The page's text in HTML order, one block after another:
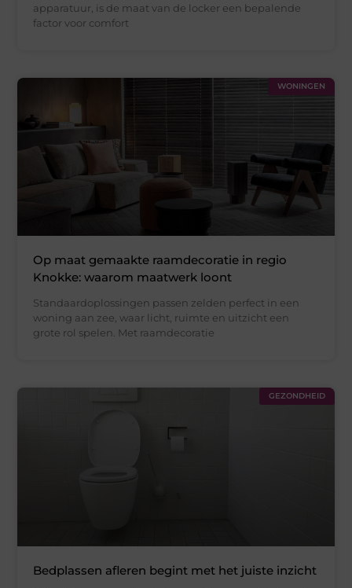
apparatuur, is de maat van de locker een bepalende
factor voor comfort
WONINGEN
Op maat gemaakte raamdecoratie in regio
Knokke: waarom maatwerk loont
Standaardoplossingen passen zelden perfect in een
woning aan zee, waar licht, ruimte en uitzicht een
grote rol spelen. Met raamdecoratie
GEZONDHEID
Bedplassen afleren begint met het juiste inzicht